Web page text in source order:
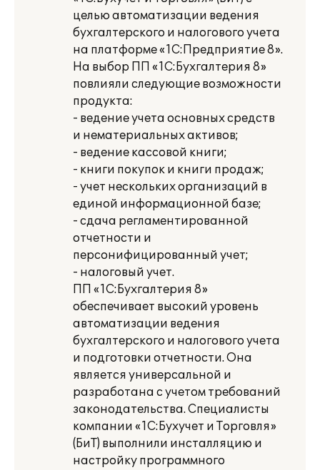
целью автоматизации ведения
бухгалтерского и налогового учета
на платформе «1С:Предприятие 8».
На выбор ПП «1С:Бухгалтерия 8»
повлияли следующие возможности
продукта:
- ведение учета основных средств
и нематериальных активов;
- ведение кассовой книги;
- книги покупок и книги продаж;
- учет нескольких организаций в
единой информационной базе;
- сдача регламентированной
отчетности и
персонифицированный учет;
- налоговый учет.
ПП «1С:Бухгалтерия 8»
обеспечивает высокий уровень
автоматизации ведения
бухгалтерского и налогового учета
и подготовки отчетности. Она
является универсальной и
разработана с учетом требований
законодательства. Специалисты
компании «1С:Бухучет и Торговля»
(БиТ) выполнили инсталляцию и
настройку программного